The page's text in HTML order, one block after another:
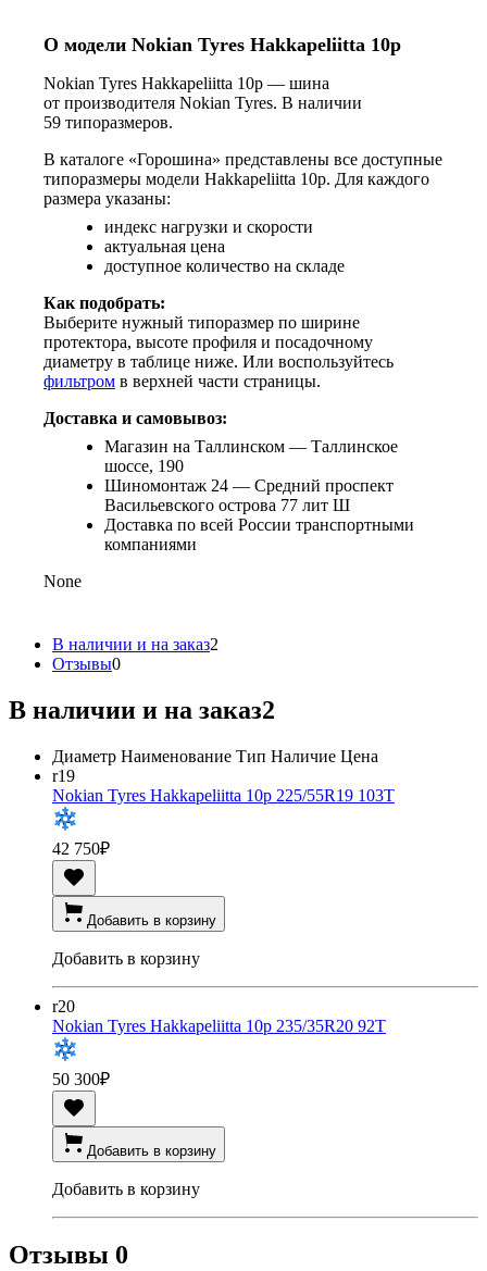
О модели Nokian Tyres Hakkapeliitta 10p
Nokian Tyres Hakkapeliitta 10p — шина
от производителя Nokian Tyres. В наличии
59 типоразмеров.
В каталоге «Горошина» представлены все доступные
типоразмеры модели Hakkapeliitta 10p. Для каждого
размера указаны:
индекс нагрузки и скорости
актуальная цена
доступное количество на складе
Как подобрать:
Выберите нужный типоразмер по ширине
протектора, высоте профиля и посадочному
диаметру в таблице ниже. Или воспользуйтесь
фильтром в верхней части страницы.
Доставка и самовывоз:
Магазин на Таллинском — Таллинское
шоссе, 190
Шиномонтаж 24 — Средний проспект
Васильевского острова 77 лит Ш
Доставка по всей России транспортными
компаниями
None
В наличии и на заказ2
Отзывы0
В наличии и на заказ2
Диаметр Наименование Тип Наличие Цена
r19
Nokian Tyres Hakkapeliitta 10p 225/55R19 103T
42 750₽
Добавить в корзину
Добавить в корзину
r20
Nokian Tyres Hakkapeliitta 10p 235/35R20 92T
50 300₽
Добавить в корзину
Добавить в корзину
Отзывы 0